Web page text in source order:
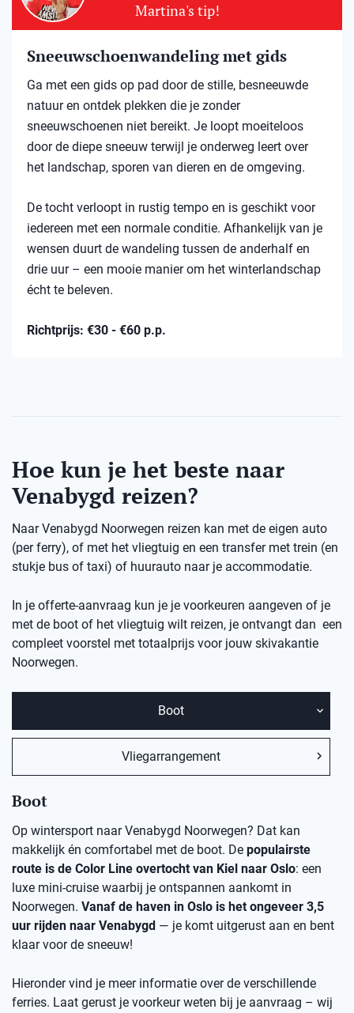
Martina's tip!
Sneeuwschoenwandeling met gids
Ga met een gids op pad door de stille, besneeuwde
natuur en ontdek plekken die je zonder
sneeuwschoenen niet bereikt. Je loopt moeiteloos
door de diepe sneeuw terwijl je onderweg leert over
het landschap, sporen van dieren en de omgeving.
De tocht verloopt in rustig tempo en is geschikt voor
iedereen met een normale conditie. Afhankelijk van je
wensen duurt de wandeling tussen de anderhalf en
drie uur – een mooie manier om het winterlandschap
écht te beleven.
Richtprijs: €30 - €60 p.p.
Hoe kun je het beste naar
Venabygd reizen?
Naar Venabygd Noorwegen reizen kan met de eigen auto
(per ferry), of met het vliegtuig en een transfer met trein (en
stukje bus of taxi) of huurauto naar je accommodatie.
In je offerte-aanvraag kun je je voorkeuren aangeven of je
met de boot of het vliegtuig wilt reizen, je ontvangt dan een
compleet voorstel met totaalprijs voor jouw skivakantie
Noorwegen.
Boot
Vliegarrangement
Boot
Op wintersport naar Venabygd Noorwegen? Dat kan
makkelijk én comfortabel met de boot. De populairste
route is de Color Line overtocht van Kiel naar Oslo: een
luxe mini-cruise waarbij je ontspannen aankomt in
Noorwegen. Vanaf de haven in Oslo is het ongeveer 3,5
uur rijden naar Venabygd — je komt uitgerust aan en bent
klaar voor de sneeuw!
Hieronder vind je meer informatie over de verschillende
ferries. Laat gerust je voorkeur weten bij je aanvraag – wij